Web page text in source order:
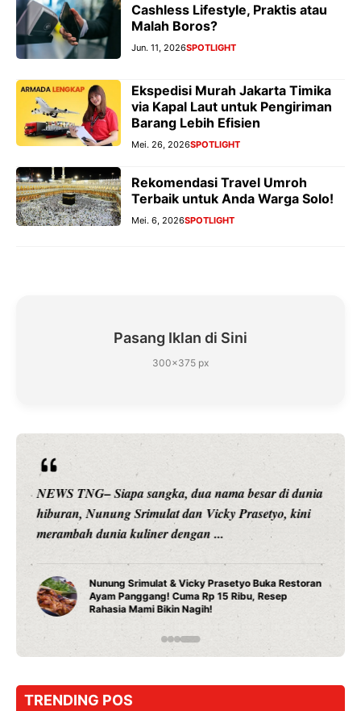
Cashless Lifestyle, Praktis atau
Malah Boros?
Jun. 11, 2026SPOTLIGHT
Ekspedisi Murah Jakarta Timika
via Kapal Laut untuk Pengiriman
Barang Lebih Efisien
Mei. 26, 2026SPOTLIGHT
Rekomendasi Travel Umroh
Terbaik untuk Anda Warga Solo!
Mei. 6, 2026SPOTLIGHT
Pasang Iklan di Sini
300×375 px
NEWS TNG– Siapa sangka, dua nama besar di dunia
hiburan, Nunung Srimulat dan Vicky Prasetyo, kini
merambah dunia kuliner dengan ...
Nunung Srimulat & Vicky Prasetyo Buka Restoran
Ayam Panggang! Cuma Rp 15 Ribu, Resep
Rahasia Mami Bikin Nagih!
TRENDING POS